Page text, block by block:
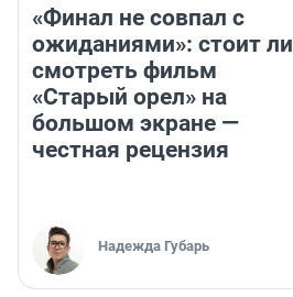
«Финал не совпал с
ожиданиями»: стоит ли
смотреть фильм
«Старый орел» на
большом экране —
честная рецензия
Надежда Губарь